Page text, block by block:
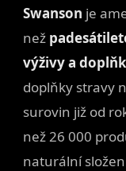
Swanson je
než
výživy a
doplňky stravy
surovin již od
než 26 000
naturální